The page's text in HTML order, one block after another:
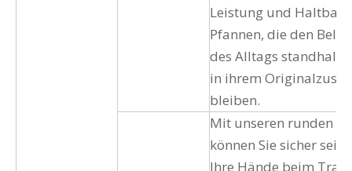
Leistung und
Pfannen, die den
des Alltags
in ihrem
bleiben.
Mit unseren runden
können Sie sicher
Ihre Hände beim